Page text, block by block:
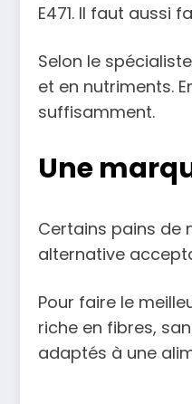
E471. Il faut aussi
Selon le
et en nutriments.
suffisamment.
Une
Certains pains de
alternative
Pour faire le
riche en fibres,
adaptés à une